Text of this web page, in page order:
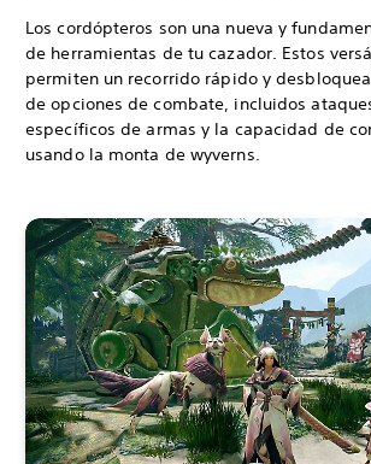
Los cordópteros son una nueva y
de herramientas de tu cazador. Estos
permiten un recorrido rápido y
de opciones de combate, incluidos
específicos de armas y la capacidad de
usando la monta de wyverns.